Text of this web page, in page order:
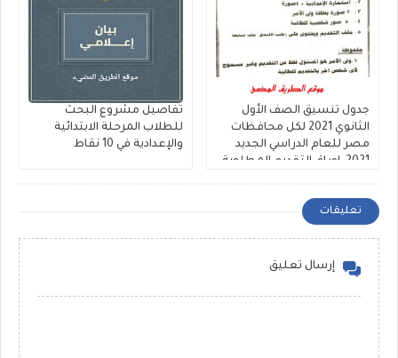
جدول تنسيق الصف الأول
الثانوي 2021 لكل محافظات
مصر للعام الدراسي الجديد
2021 ,اوراق التقديم المطلوبة
تفاصيل مشروع البحث
للطلاب المرحلة الابتدائية
والإعدادية في 10 نقاط
تعليقات
إرسال تعليق